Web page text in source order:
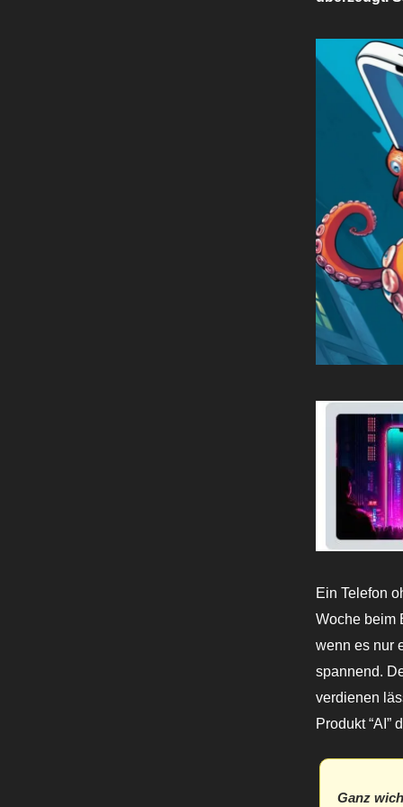
Ein Telefon
Woche beim
wenn es nur
spannend.
verdienen
Produkt “AI”
Ganz